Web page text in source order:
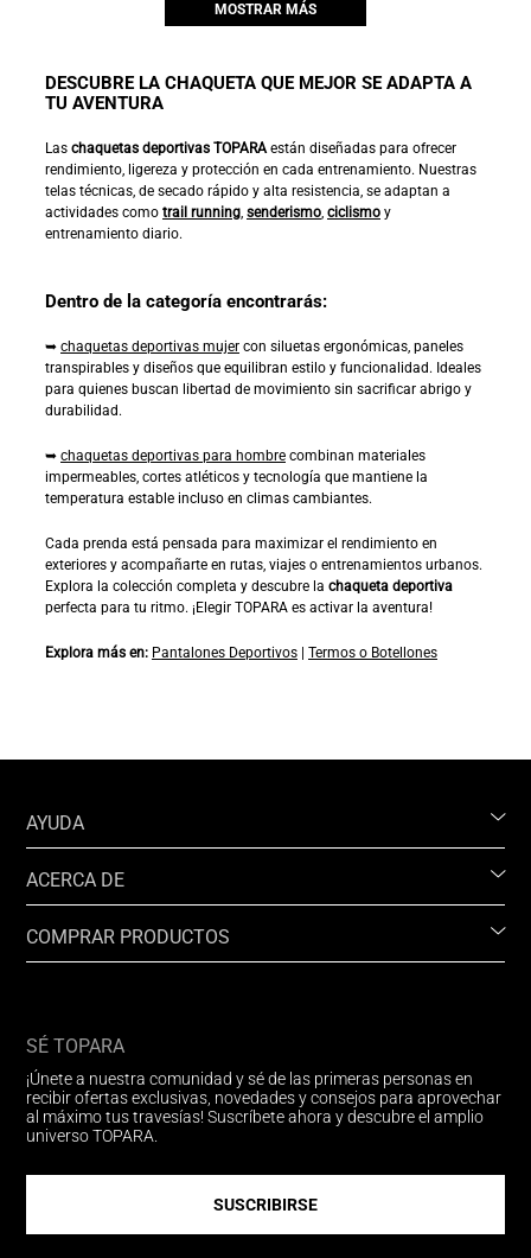
MOSTRAR MÁS
DESCUBRE LA CHAQUETA QUE MEJOR SE ADAPTA A
TU AVENTURA
Las chaquetas deportivas TOPARA están diseñadas para ofrecer
rendimiento, ligereza y protección en cada entrenamiento. Nuestras
telas técnicas, de secado rápido y alta resistencia, se adaptan a
actividades como trail running senderismo ciclismo y
entrenamiento diario.
Dentro de la categoría encontrarás:
➥ chaquetas deportivas mujer con siluetas ergonómicas, paneles
transpirables y diseños que equilibran estilo y funcionalidad. Ideales
para quienes buscan libertad de movimiento sin sacrificar abrigo y
durabilidad.
➥ chaquetas deportivas para hombre combinan materiales
impermeables, cortes atléticos y tecnología que mantiene la
temperatura estable incluso en climas cambiantes.
Cada prenda está pensada para maximizar el rendimiento en
exteriores y acompañarte en rutas, viajes o entrenamientos urbanos.
Explora la colección completa y descubre la chaqueta deportiva
perfecta para tu ritmo. ¡Elegir TOPARA es activar la aventura!
Explora más en: Pantalones Deportivos | Termos o Botellones
AYUDA
ACERCA DE
COMPRAR PRODUCTOS
SÉ TOPARA
¡Únete a nuestra comunidad y sé de las primeras personas en
recibir ofertas exclusivas, novedades y consejos para aprovechar
al máximo tus travesías! Suscríbete ahora y descubre el amplio
universo TOPARA.
SUSCRIBIRSE